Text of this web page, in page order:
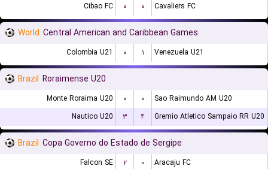
Cibao FC ۰ ۰ Cavaliers FC
World Central American and Caribbean Games
Colombia U21 ۰ ۱ Venezuela U21
Brazil Roraimense U20
Monte Roraima U20 ۰ ۰
Sao Raimundo AM U20
Nautico U20
۳ ۴ Gremio Atletico Sampaio RR U20
Brazil Copa Governo do Estado de Sergipe
Falcon SE ۲ ۰
Aracaju FC